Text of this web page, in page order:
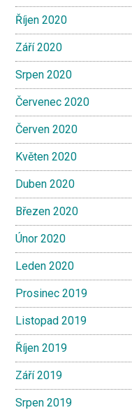
Říjen 2020
Září 2020
Srpen 2020
Červenec 2020
Červen 2020
Květen 2020
Duben 2020
Březen 2020
Únor 2020
Leden 2020
Prosinec 2019
Listopad 2019
Říjen 2019
Září 2019
Srpen 2019